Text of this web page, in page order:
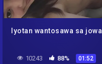
Iyotan wantosawa sa jowa
10243 88% 01:52